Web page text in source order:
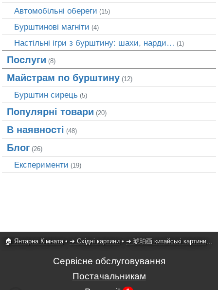
Автомобільні обереги (15)
Бурштинові магніти (4)
Настільні ігри з бурштину: шахи, нарди… (1)
Послуги (8)
Майстрам по бурштину (12)
Бурштин сирець (5)
Популярні товари (20)
В наявності (48)
Блог (26)
Експерименти (19)
🏠 Янтарна Кімната• ➜ Східні картини • ➜ 琥珀画 китайські картини•
Сервісне обслуговування
Постачальникам